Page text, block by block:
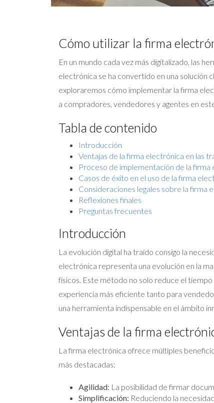
Cómo utilizar la firma
En un mundo cada vez más digitalizado, las
electrónica se ha convertido en una solución
exploraremos cómo implementar la firma
a compradores, vendedores y agentes en
Tabla de contenido
Introducción
Ventajas de la firma electrónica en las
Proceso de implementación de la firma
Casos de éxito en el uso de la firma
Consideraciones legales sobre la firma
Reflexiones finales
Preguntas frecuentes
Introducción
La evolución digital ha traído consigo la
electrónica representa una evolución en la
físicos. Este método no solo reduce el
experiencia más eficiente tanto para
una herramienta indispensable en el ámbito
Ventajas de la firma
La firma electrónica ofrece múltiples
más destacadas:
Agilidad: La posibilidad de firmar
Simplificación: Reduciendo la